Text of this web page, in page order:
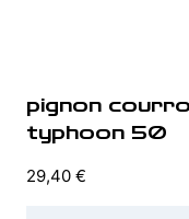
pignon
typhoon 50
29,40 €